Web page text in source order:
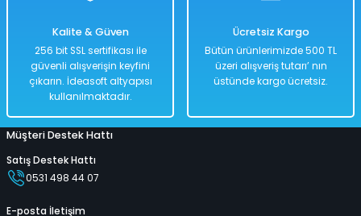
Kalite & Güven
256 bit SSL sertifikası ile
güvenli alışverişin keyfini
çıkarın. İdeasoft altyapısı
kullanılmaktadır.
Ücretsiz Kargo
Bütün ürünlerimizde 500 TL
üzeri alışveriş tutarı’ nın
üstünde kargo ücretsiz.
Müşteri Destek Hattı
Satış Destek Hattı
0531 498 44 07
E-posta İletişim